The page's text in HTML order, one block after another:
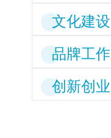
文化建设
品牌工作
创新创业